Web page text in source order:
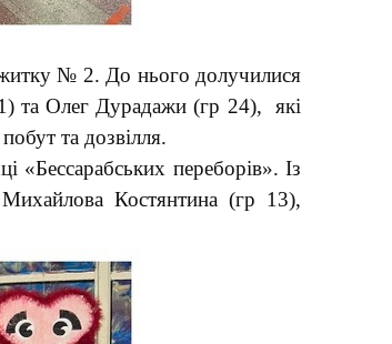
№ 2. До нього долучилися
та Олег Дурадажи (гр 24), які
та дозвілля.
переборів». Із
Костянтина (гр 13),